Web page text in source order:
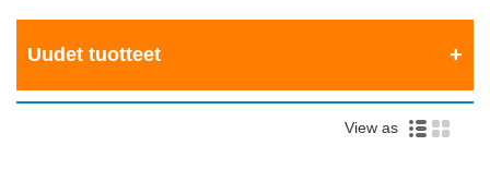
Uudet tuotteet
View as